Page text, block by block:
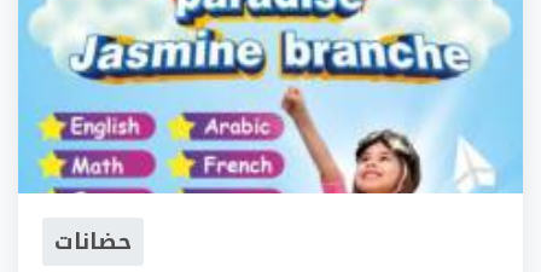
حضانات